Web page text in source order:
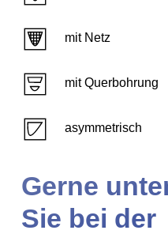
mit Netz
mit Querbohrung
asymmetrisch
Gerne
Sie bei der